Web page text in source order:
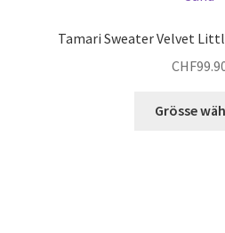
Tamari Sweater Velvet
CHF
Grösse